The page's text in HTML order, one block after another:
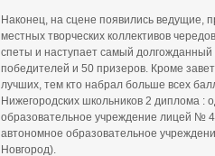
Наконец, на сцене появились ведущие,
местных творческих коллективов
спеты и наступает самый
победителей и 50 призеров. Кроме
лучших, тем кто набрал больше всех
Нижегородских школьников 2 диплома :
образовательное учреждение лицей №
автономное образовательное
Новгород).